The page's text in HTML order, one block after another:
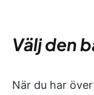
Välj den
När du har